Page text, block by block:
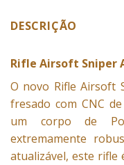
DESCRIÇÃO
Rifle Airsoft Sniper
O novo Rifle Airsoft
fresado com CNC
um corpo de
extremamente
atualizável, este rifle